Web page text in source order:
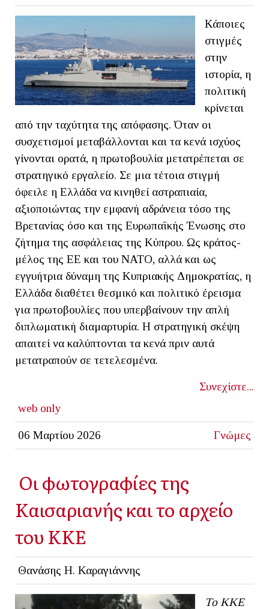
Κάποιες
στιγμές
στην
ιστορία, η
πολιτική
κρίνεται
από την ταχύτητα της απόφασης. Όταν οι
συσχετισμοί μεταβάλλονται και τα κενά ισχύος
γίνονται ορατά, η πρωτοβουλία μετατρέπεται σε
στρατηγικό εργαλείο. Σε μια τέτοια στιγμή
όφειλε η Ελλάδα να κινηθεί αστραπιαία,
αξιοποιώντας την εμφανή αδράνεια τόσο της
Βρετανίας όσο και της Ευρωπαϊκής Ένωσης στο
ζήτημα της ασφάλειας της Κύπρου. Ως κράτος-
μέλος της ΕΕ και του ΝΑΤΟ, αλλά και ως
εγγυήτρια δύναμη της Κυπριακής Δημοκρατίας, η
Ελλάδα διαθέτει θεσμικό και πολιτικό έρεισμα
για πρωτοβουλίες που υπερβαίνουν την απλή
διπλωματική διαμαρτυρία. Η στρατηγική σκέψη
απαιτεί να καλύπτονται τα κενά πριν αυτά
μετατραπούν σε τετελεσμένα.
Συνεχίστε...
web only
06 Μαρτίου 2026 Γνώμες
Οι φωτογραφίες της
Καισαριανής και το αρχείο
του ΚΚΕ
Θανάσης Η. Καραγιάννης
Το ΚΚΕ